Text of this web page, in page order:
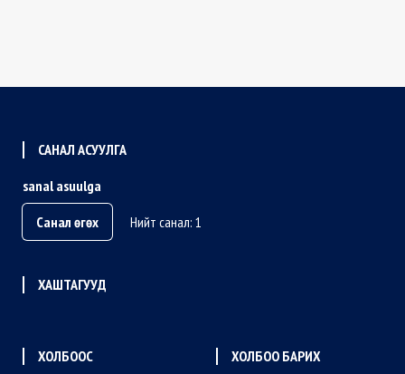
САНАЛ АСУУЛГА
sanal asuulga
Санал өгөх
Нийт санал: 1
ХАШТАГУУД
ХОЛБООС ХОЛБОО БАРИХ